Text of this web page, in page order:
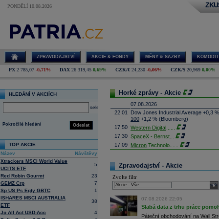
PONDĚLÍ 10.08.2026
ZPRAVODAJSTVÍ AKCIE & FONDY MĚNY & SAZBY
PX 2 785,07 -0,71% DAX 26 319,45 0,69% CZK/€ 24,230 -0,06% CZK/$ 20,969 0,00%
HLEDÁNÍ V AKCIÍCH
select
Odeslat
Pokročilé hledání
TOP AKCIE
Název
Návštěvy
Xtrackers MSCI World Value
UCITS ETF
5
Red Robin Gourmt
23
GEMZ Crp
7
Sp US Ps Eqty GBTC
1
ISHARES MSCI AUSTRALIA
ETF
38
Jp All Act USD-Acc
4
Horké zprávy - Akcie
07.08.2026
22:01
Dow Jones Industrial Average +0,3
100 +1,2 % (Bloomberg)
17:50 Western Digital
17:30 SpaceX - Bernst
17:09 Micron Technolo
16:26
Objem obchodů s akciemi na
obchodů za poslední rok je 0,665
16:23 Zvýšení výroby balistických střel
nějakou dobu potrvá. Agentuře
Armin Papperger. Společná výroba
doplnit arzenál Spojeným státům,
(ČTK)
16:07 Conocophillips
Zpravodajství - Akcie
Zvolte filtr
07.08.2026 22:05
Slabá data z trhu práce
Páteční obchodování na Wall